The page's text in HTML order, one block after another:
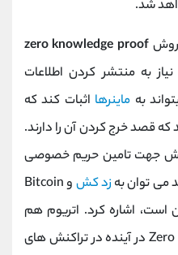
شد.
روشzero knowledge proof
به منتشر کردن اطلاعات
به ماینرها اثبات کند که
قصد خرج کردن آن را دارند.
جهت تامین حریم خصوصی
می توان به زد کش
و Bitcoin
است، اشاره کرد. اتریوم هم
قصد دارد از Zero Knowledge Proof در آینده در تراکنش های